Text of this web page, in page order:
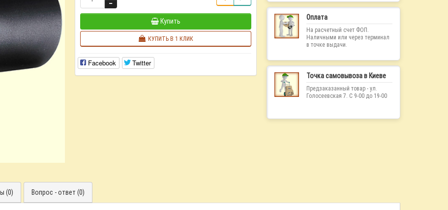
Купить
КУПИТЬ В 1 КЛИК
Facebook Twitter
Оплата
На расчетный счет ФОП.
Наличными или через терминал
в точке выдачи.
Точка самовывоза в Киеве
Предзаказанный товар - ул.
Голосеевская 7. С 9-00 до 19-00
(0) Вопрос - ответ (0)